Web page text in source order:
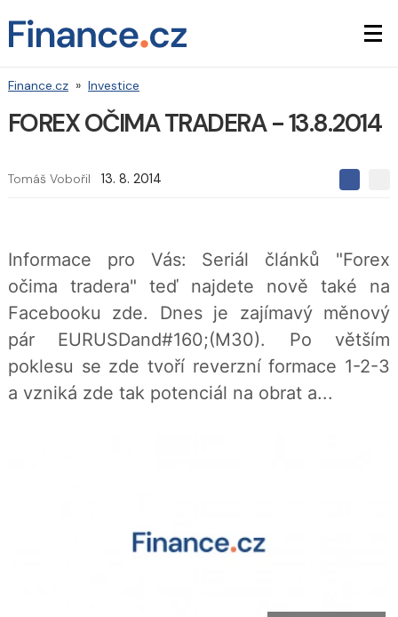
Finance.cz » Investice
FOREX OČIMA TRADERA - 13.8.2014
Tomáš Vobořil 13. 8. 2014
S
l
e
t
S
j
e
n
a
a
c
e
j
e
a
í
i
Informace pro Vás: Seriál článků "Forex
očima tradera" teď najdete nově také na
Facebooku zde. Dnes je zajímavý měnový
pár EURUSDand#160;(M30). Po větším
poklesu se zde tvoří reverzní formace 1-2-3
a vzniká zde tak potenciál na obrat a...